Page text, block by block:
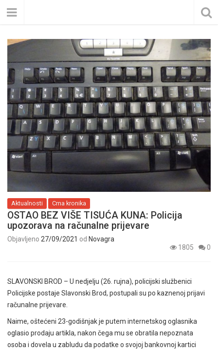
Aktualnosti Crna kronika
OSTAO BEZ VIŠE TISUĆA KUNA: Policija
upozorava na računalne prijevare
Objavljeno 27/09/2021 od Novagra
1805
0
SLAVONSKI BROD – U nedjelju (26. rujna), policijski službenici
Policijske postaje Slavonski Brod, postupali su po kaznenoj prijavi
računalne prijevare.
Naime, oštećeni 23-godišnjak je putem internetskog oglasnika
oglasio prodaju artikla, nakon čega mu se obratila nepoznata
osoba i dovela u zabludu da podatke o svojoj bankovnoj kartici